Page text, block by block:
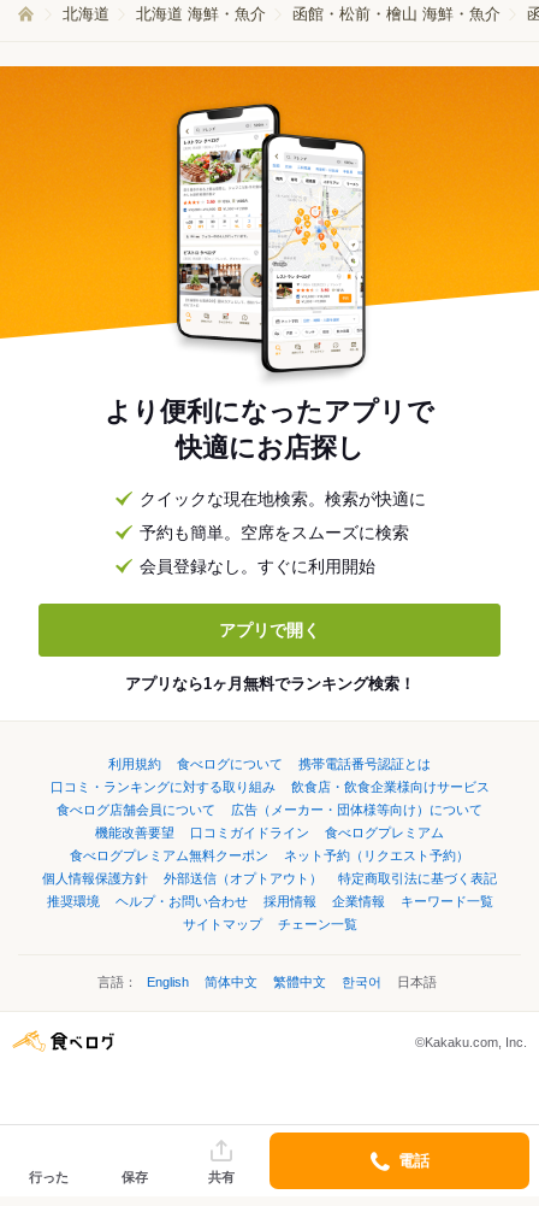
北海道 北海道 海鮮・魚介 函館・松前・檜山 海鮮・魚介
より便利になったアプリで
快適にお店探し
クイックな現在地検索。検索が快適に
予約も簡単。空席をスムーズに検索
会員登録なし。すぐに利用開始
アプリで開く
アプリなら1ヶ月無料でランキング検索！
利用規約 食べログについて
携帯電話番号認証とは
口コミ・ランキングに対する取り組み
飲食店・飲食企業様向けサービス
食べログ店舗会員について
広告（メーカー・団体様等向け）について
機能改善要望
口コミガイドライン
食べログプレミアム
食べログプレミアム無料クーポン
ネット予約（リクエスト予約）
個人情報保護方針
外部送信（オプトアウト）
特定商取引法に基づく表記
推奨環境
ヘルプ・お問い合わせ 採用情報 企業情報
キーワード一覧
サイトマップ
チェーン一覧
言語： English 简体中文 繁體中文 한국어 日本語
©Kakaku.com, Inc.
行った 保存 共有
電話